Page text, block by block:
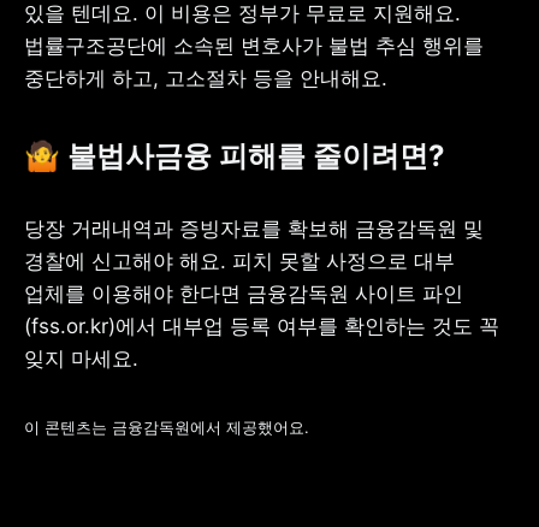
있을 텐데요. 이 비용은 정부가 무료로 지원해요.
법률구조공단에 소속된 변호사가 불법 추심 행위를
중단하게 하고, 고소절차 등을 안내해요.
🤷 불법사금융 피해를 줄이려면?
당장 거래내역과 증빙자료를 확보해 금융감독원 및
경찰에 신고해야 해요. 피치 못할 사정으로 대부
업체를 이용해야 한다면 금융감독원 사이트 파인
(fss.or.kr)에서 대부업 등록 여부를 확인하는 것도 꼭
잊지 마세요.
이 콘텐츠는 금융감독원에서 제공했어요.